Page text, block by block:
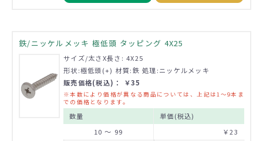
鉄/ニッケルメッキ 極低頭 タッピング 4X25
サイズ/太さX長さ: 4X25
形状:極低頭(+) 材質:鉄 処理:ニッケルメッキ
販売価格(税込)： ￥35
※本数により価格が異なる商品については、上記は1～9本ま
での価格となります。
数量
単価(税込)
10 ～ 99
￥23